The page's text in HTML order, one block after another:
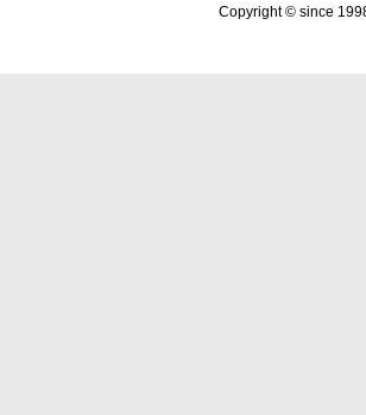
Copyright © since